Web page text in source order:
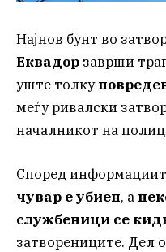
Најнов бунт во
Еквадор заврши
уште толку
меѓу ривалски
началникот на
Според
чувар е убиен, а
службеници се
затворениците. Дел